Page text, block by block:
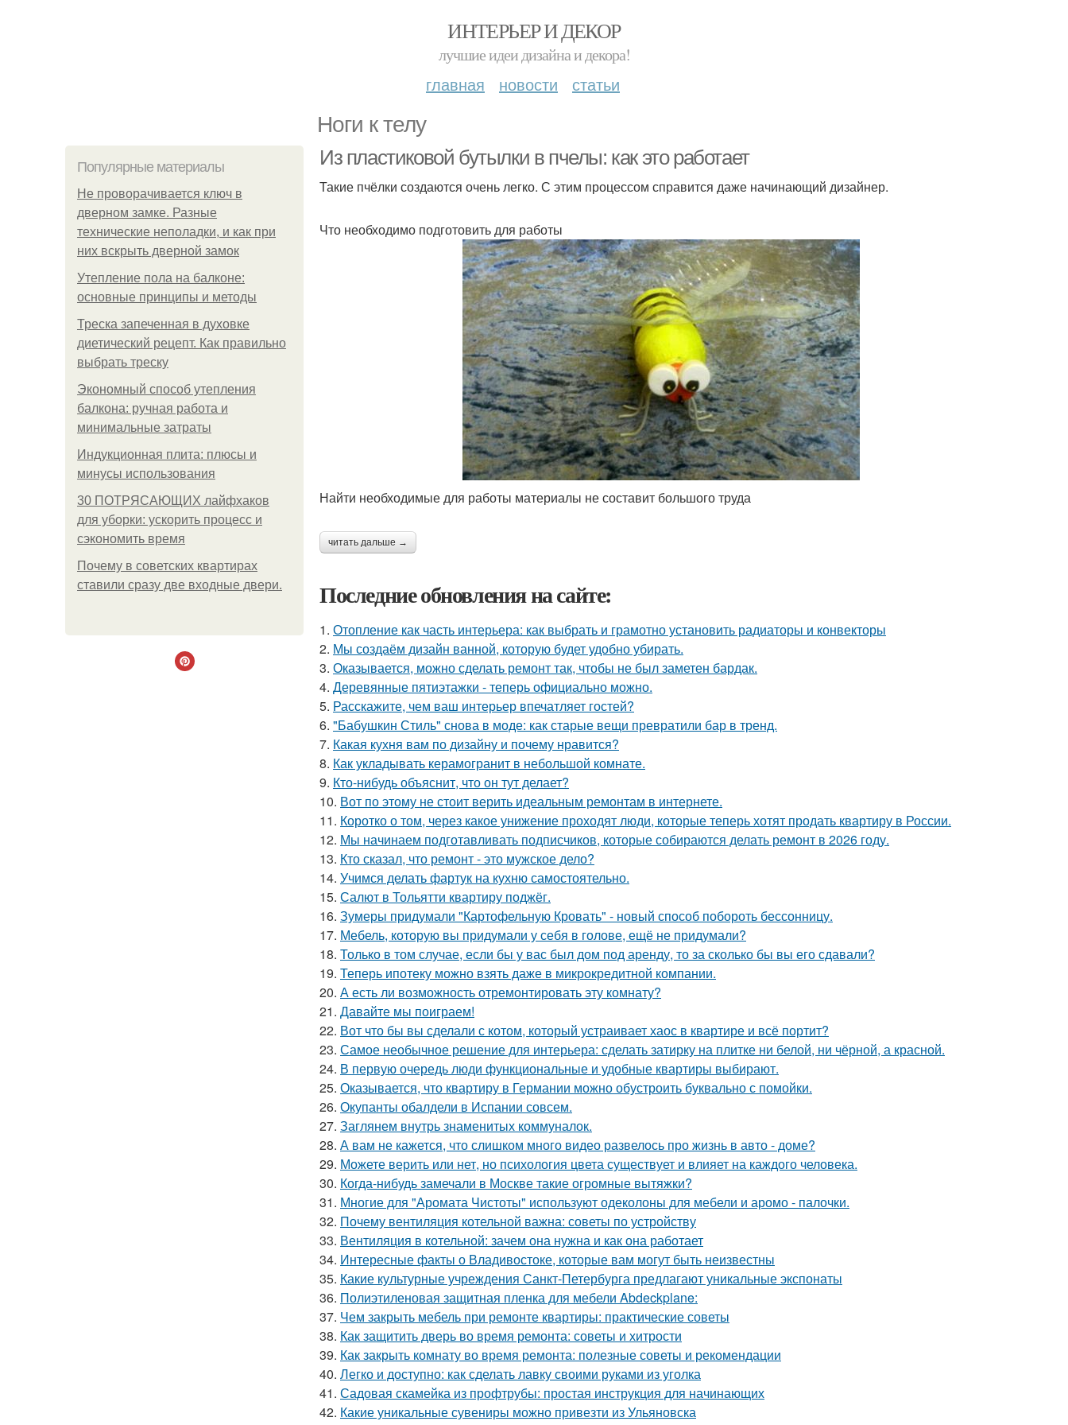
ИНТЕРЬЕР И ДЕКОР
лучшие идеи дизайна и декора!
главная новости статьи
Ноги к телу
Популярные материалы
Не проворачивается ключ в
дверном замке. Разные
технические неполадки, и как при
них вскрыть дверной замок
Утепление пола на балконе:
основные принципы и методы
Треска запеченная в духовке
диетический рецепт. Как правильно
выбрать треску
Экономный способ утепления
балкона: ручная работа и
минимальные затраты
Индукционная плита: плюсы и
минусы использования
30 ПОТРЯСАЮЩИХ лайфхаков
для уборки: ускорить процесс и
сэкономить время
Почему в советских квартирах
ставили сразу две входные двери.
Из пластиковой бутылки в пчелы: как это работает
Такие пчёлки создаются очень легко. С этим процессом справится даже начинающий дизайнер.
Что необходимо подготовить для работы
Найти необходимые для работы материалы не составит большого труда
читать дальше →
Последние обновления на сайте:
1. Отопление как часть интерьера: как выбрать и грамотно установить радиаторы и конвекторы
2. Мы создаём дизайн ванной, которую будет удобно убирать.
3. Оказывается, можно сделать ремонт так, чтобы не был заметен бардак.
4. Деревянные пятиэтажки - теперь официально можно.
5. Расскажите, чем ваш интерьер впечатляет гостей?
6. "Бабушкин Стиль" снова в моде: как старые вещи превратили бар в тренд.
7. Какая кухня вам по дизайну и почему нравится?
8. Как укладывать керамогранит в небольшой комнате.
9. Кто-нибудь объяснит, что он тут делает?
10. Вот по этому не стоит верить идеальным ремонтам в интернете.
11. Коротко о том, через какое унижение проходят люди, которые теперь хотят продать квартиру в России.
12. Мы начинаем подготавливать подписчиков, которые собираются делать ремонт в 2026 году.
13. Кто сказал, что ремонт - это мужское дело?
14. Учимся делать фартук на кухню самостоятельно.
15. Салют в Тольятти квартиру поджёг.
16. Зумеры придумали "Картофельную Кровать" - новый способ побороть бессонницу.
17. Мебель, которую вы придумали у себя в голове, ещё не придумали?
18. Только в том случае, если бы у вас был дом под аренду, то за сколько бы вы его сдавали?
19. Теперь ипотеку можно взять даже в микрокредитной компании.
20. А есть ли возможность отремонтировать эту комнату?
21. Давайте мы поиграем!
22. Вот что бы вы сделали с котом, который устраивает хаос в квартире и всё портит?
23. Самое необычное решение для интерьера: сделать затирку на плитке ни белой, ни чёрной, а красной.
24. В первую очередь люди функциональные и удобные квартиры выбирают.
25. Оказывается, что квартиру в Германии можно обустроить буквально с помойки.
26. Окупанты обалдели в Испании совсем.
27. Заглянем внутрь знаменитых коммуналок.
28. А вам не кажется, что слишком много видео развелось про жизнь в авто - доме?
29. Можете верить или нет, но психология цвета существует и влияет на каждого человека.
30. Когда-нибудь замечали в Москве такие огромные вытяжки?
31. Многие для "Аромата Чистоты" используют одеколоны для мебели и аромо - палочки.
32. Почему вентиляция котельной важна: советы по устройству
33. Вентиляция в котельной: зачем она нужна и как она работает
34. Интересные факты о Владивостоке, которые вам могут быть неизвестны
35. Какие культурные учреждения Санкт-Петербурга предлагают уникальные экспонаты
36. Полиэтиленовая защитная пленка для мебели Abdeckplane:
37. Чем закрыть мебель при ремонте квартиры: практические советы
38. Как защитить дверь во время ремонта: советы и хитрости
39. Как закрыть комнату во время ремонта: полезные советы и рекомендации
40. Легко и доступно: как сделать лавку своими руками из уголка
41. Садовая скамейка из профтрубы: простая инструкция для начинающих
42. Какие уникальные сувениры можно привезти из Ульяновска